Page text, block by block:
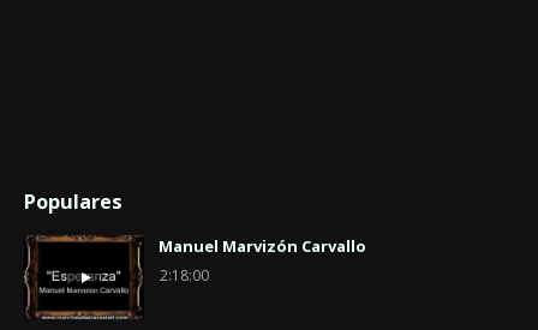
Populares
Manuel Marvizón Carvallo
2:18:00